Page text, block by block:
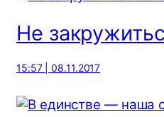
Не
15:57 | 08.11.2017